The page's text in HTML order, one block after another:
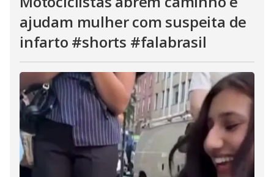
ajudam mulher com suspeita de
infarto #shorts #falabrasil